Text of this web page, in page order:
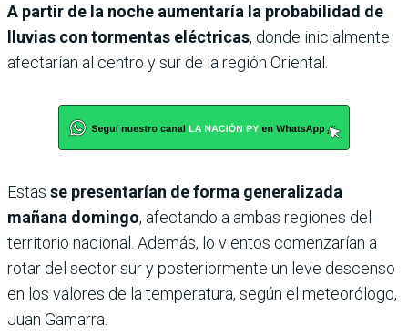
A partir de la noche aumentaría la probabilidad de
lluvias con tormentas eléctricas, donde inicialmente
afectarían al centro y sur de la región Oriental.
Estas se presentarían de forma generalizada
mañana domingo, afectando a ambas regiones del
territorio nacional. Además, lo vientos comenzarían a
rotar del sector sur y posteriormente un leve descenso
en los valores de la temperatura, según el meteorólogo,
Juan Gamarra.